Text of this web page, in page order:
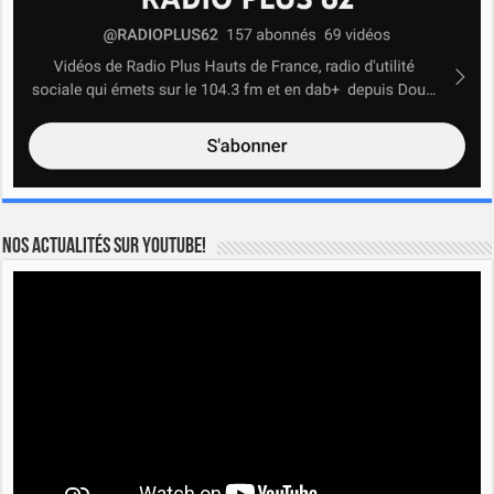
Nos actualités sur YOUTUBE!